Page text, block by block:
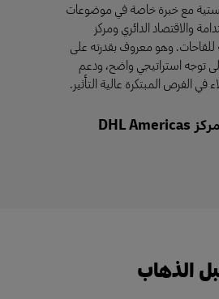
مع خبرة خاصة في موضوعات
والاقتصاد الدائري ومركز
للقاحات. وهو معروف بقدرته على
توجه استراتيجي واضح، ودعم
في الفرص المبتكرة عالية التأثير.
جوناثان سبيرينج، رئيس مركز DHL Americas
الذهاب